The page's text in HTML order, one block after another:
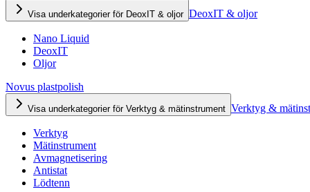
Visa underkategorier för DeoxIT & oljor DeoxIT & oljor
Nano Liquid
DeoxIT
Oljor
Novus plastpolish
Visa underkategorier för Verktyg & mätinstrument Verktyg &
Verktyg
Mätinstrument
Avmagnetisering
Antistat
Lödtenn